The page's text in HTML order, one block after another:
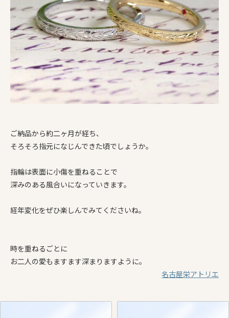
ご納品から約二ヶ月が経ち、
そろそろ指元になじんできた頃でしょうか。
指輪は表面に小傷を重ねることで
深みのある風合いになっていきます。
経年変化をぜひ楽しんでみてくださいね。
時を重ねるごとに
お二人の愛もますます深まりますように。
名古屋栄アトリエ